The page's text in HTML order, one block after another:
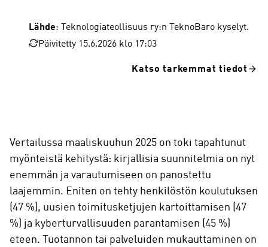
Lähde: Teknologiateollisuus ry:n TeknoBaro kyselyt.
Päivitetty 15.6.2026 klo 17:03
Katso tarkemmat tiedot
Vertailussa maaliskuuhun 2025 on toki tapahtunut
myönteistä kehitystä: kirjallisia suunnitelmia on nyt
enemmän ja varautumiseen on panostettu
laajemmin. Eniten on tehty henkilöstön koulutuksen
(47 %), uusien toimitusketjujen kartoittamisen (47
%) ja kyberturvallisuuden parantamisen (45 %)
eteen. Tuotannon tai palveluiden mukauttaminen on